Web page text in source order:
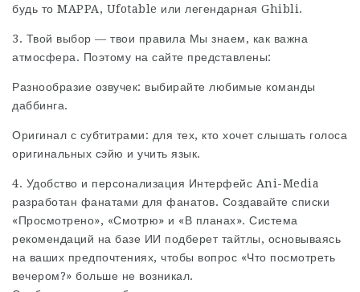
будь то MAPPA, Ufotable или легендарная Ghibli.
3. Твой выбор — твои правила Мы знаем, как важна
атмосфера. Поэтому на сайте представлены:
Разнообразие озвучек: выбирайте любимые команды
даббинга.
Оригинал с субтитрами: для тех, кто хочет слышать голоса
оригинальных сэйю и учить язык.
4. Удобство и персонализация Интерфейс Ani-Media
разработан фанатами для фанатов. Создавайте списки
«Просмотрено», «Смотрю» и «В планах». Система
рекомендаций на базе ИИ подберет тайтлы, основываясь
на ваших предпочтениях, чтобы вопрос «Что посмотреть
вечером?» больше не возникал.